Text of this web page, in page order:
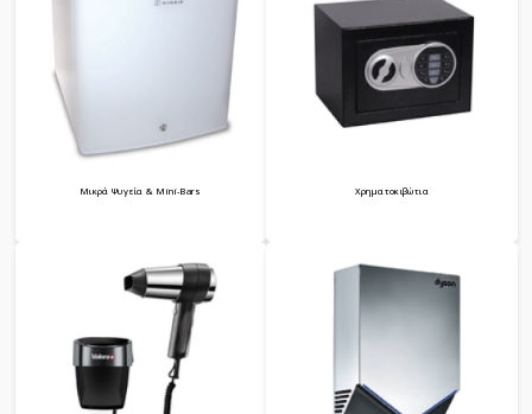
Μικρά Ψυγεία & Mini-Bars Χρηματοκιβώτια